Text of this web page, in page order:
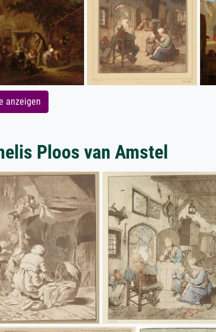
anzeigen
Ploos van Amstel